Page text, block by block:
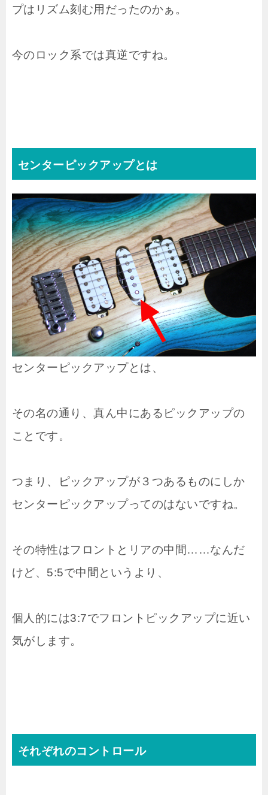
プはリズム刻む用だったのかぁ。
今のロック系では真逆ですね。
センターピックアップとは
センターピックアップとは、
その名の通り、真ん中にあるピックアップの
ことです。
つまり、ピックアップが３つあるものにしか
センターピックアップってのはないですね。
その特性はフロントとリアの中間……なんだ
けど、5:5で中間というより、
個人的には3:7でフロントピックアップに近い
気がします。
それぞれのコントロール